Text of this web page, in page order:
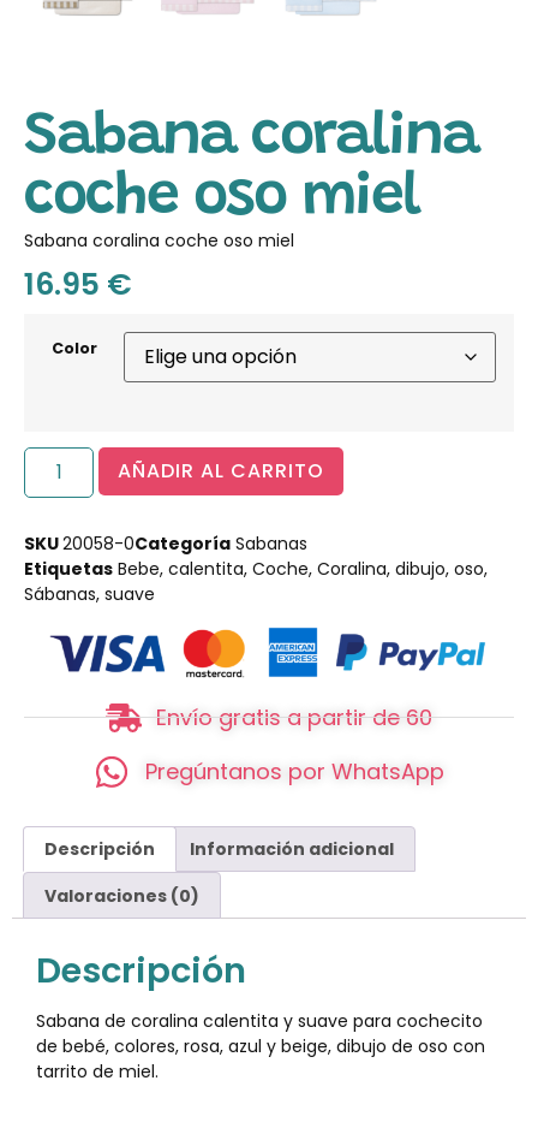
Sabana coralina
coche oso miel
Sabana coralina coche oso miel
16.95 €
Color
AÑADIR AL CARRITO
SKU20058-0Categoría Sabanas
Etiquetas Bebe, calentita, Coche, Coralina, dibujo, oso,
Sábanas, suave
Envío gratis a partir de 60
Pregúntanos por WhatsApp
Descripción
Información adicional
Valoraciones (0)
Descripción
Sabana de coralina calentita y suave para cochecito
de bebé, colores, rosa, azul y beige, dibujo de oso con
tarrito de miel.